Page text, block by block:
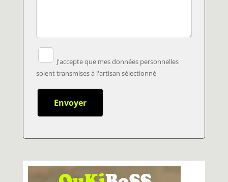
J'accepte que mes données personnelles
soient transmises à l'artisan sélectionné